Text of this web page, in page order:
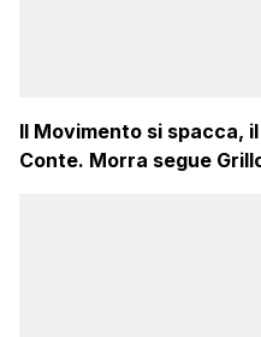
Il Movimento si spacca,
Conte. Morra segue